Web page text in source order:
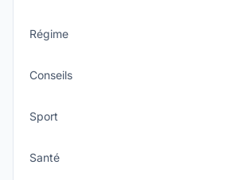
Régime
Conseils
Sport
Santé